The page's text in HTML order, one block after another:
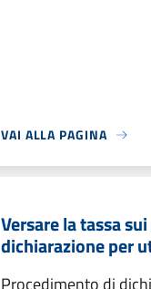
VAI ALLA PAGINA
Versare la tassa
dichiarazione per
Procedimento di